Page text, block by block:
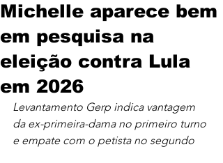
Michelle aparece bem
em pesquisa na
eleição contra Lula
em 2026
Levantamento Gerp indica vantagem
da ex-primeira-dama no primeiro turno
e empate com o petista no segundo